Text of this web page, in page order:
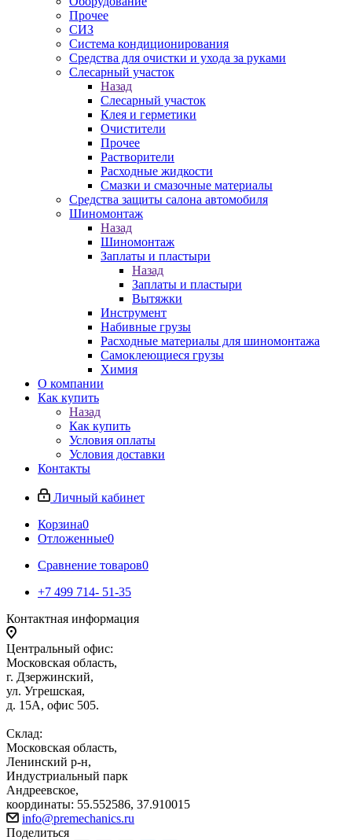
Прочее
СИЗ
Система кондиционирования
Средства для очистки и ухода за руками
Слесарный участок
Назад
Слесарный участок
Клея и герметики
Очистители
Прочее
Растворители
Расходные жидкости
Смазки и смазочные материалы
Средства защиты салона автомобиля
Шиномонтаж
Назад
Шиномонтаж
Заплаты и пластыри
Назад
Заплаты и пластыри
Вытяжки
Инструмент
Набивные грузы
Расходные материалы для шиномонтажа
Самоклеющиеся грузы
Химия
О компании
Как купить
Назад
Как купить
Условия оплаты
Условия доставки
Контакты
Личный кабинет
Корзина0
Отложенные0
Сравнение товаров0
+7 499 714- 51-35
Контактная информация
Центральный офис:
Московская область,
г. Дзержинский,
ул. Угрешская,
д. 15А, офис 505.
Склад:
Московская область,
Ленинский р-н,
Индустриальный парк
Андреевское,
координаты: 55.552586, 37.910015
info@premechanics.ru
Поделиться